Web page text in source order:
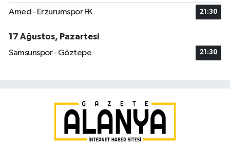
Amed - Erzurumspor FK 21:30
17 Ağustos, Pazartesi
Samsunspor - Göztepe
21:30